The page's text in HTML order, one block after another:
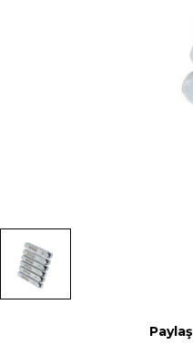
Paylaş